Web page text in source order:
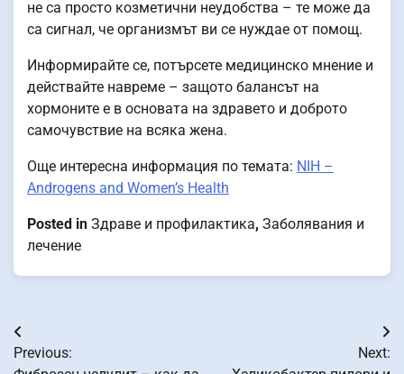
не са просто козметични неудобства – те може да
са сигнал, че организмът ви се нуждае от помощ.
Информирайте се, потърсете медицинско мнение и
действайте навреме – защото балансът на
хормоните е в основата на здравето и доброто
самочувствие на всяка жена.
Още интересна информация по темата: NIH –
Androgens and Women’s Health
Posted in Здраве и профилактика, Заболявания и
лечение
Навигация
Previous:
Next: